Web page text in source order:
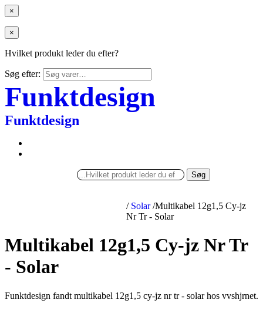
×
×
Hvilket produkt leder du efter?
Søg efter:
Funktdesign
Funktdesign
Søg
/ Solar /Multikabel 12g1,5 Cy-jz
Nr Tr - Solar
Multikabel 12g1,5 Cy-jz Nr Tr
- Solar
Funktdesign fandt multikabel 12g1,5 cy-jz nr tr - solar hos vvshjrnet.